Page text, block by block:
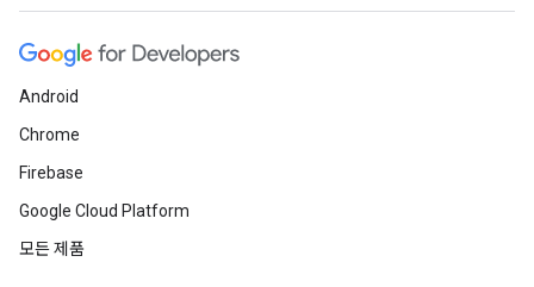
Android
Chrome
Firebase
Google Cloud Platform
모든 제품